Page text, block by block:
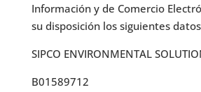
Información y de Comercio
su disposición los siguientes
SIPCO ENVIRONMENTAL
B01589712